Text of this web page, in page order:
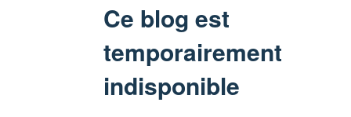
Ce blog est
temporairement
indisponible